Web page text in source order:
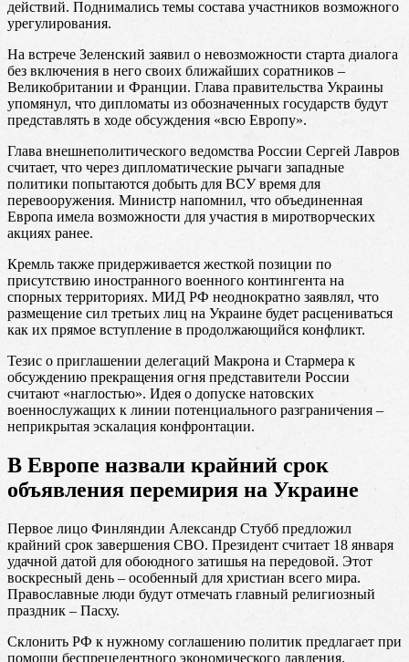
действий. Поднимались темы состава участников возможного
урегулирования.
На встрече Зеленский заявил о невозможности старта диалога
без включения в него своих ближайших соратников –
Великобритании и Франции. Глава правительства Украины
упомянул, что дипломаты из обозначенных государств будут
представлять в ходе обсуждения «всю Европу».
Глава внешнеполитического ведомства России Сергей Лавров
считает, что через дипломатические рычаги западные
политики попытаются добыть для ВСУ время для
перевооружения. Министр напомнил, что объединенная
Европа имела возможности для участия в миротворческих
акциях ранее.
Кремль также придерживается жесткой позиции по
присутствию иностранного военного контингента на
спорных территориях. МИД РФ неоднократно заявлял, что
размещение сил третьих лиц на Украине будет расцениваться
как их прямое вступление в продолжающийся конфликт.
Тезис о приглашении делегаций Макрона и Стармера к
обсуждению прекращения огня представители России
считают «наглостью». Идея о допуске натовских
военнослужащих к линии потенциального разграничения –
неприкрытая эскалация конфронтации.
В Европе назвали крайний срок
объявления перемирия на Украине
Первое лицо Финляндии Александр Стубб предложил
крайний срок завершения СВО. Президент считает 18 января
удачной датой для обоюдного затишья на передовой. Этот
воскресный день – особенный для христиан всего мира.
Православные люди будут отмечать главный религиозный
праздник – Пасху.
Склонить РФ к нужному соглашению политик предлагает при
помощи беспрецедентного экономического давления.